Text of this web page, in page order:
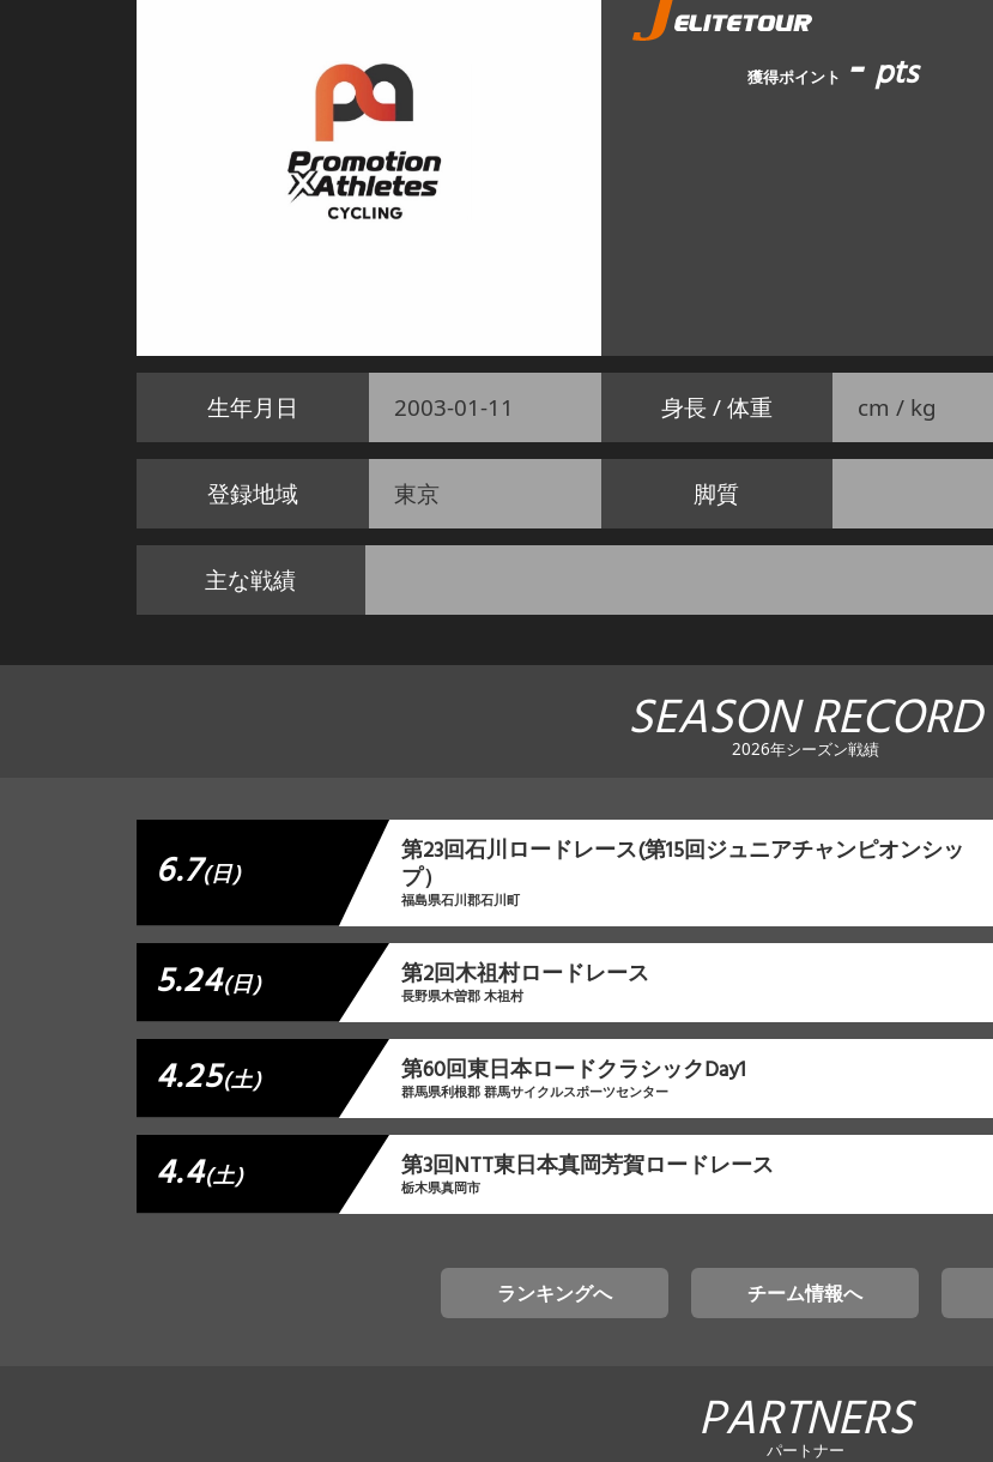
獲得ポイント -pts
生年月日 2003-01-11 身長 / 体重 cm / kg
登録地域 東京 脚質
主な戦績
SEASON RECORD
2026年シーズン戦績
6.7(日)
第23回石川ロードレース(第15回ジュニアチャンピオンシッ
プ）
福島県石川郡石川町
5.24(日) 第2回木祖村ロードレース
長野県木曽郡 木祖村
4.25(土) 第60回東日本ロードクラシックDay1
群馬県利根郡 群馬サイクルスポーツセンター
4.4(土) 第3回NTT東日本真岡芳賀ロードレース
栃木県真岡市
ランキングへ チーム情報へ
PARTNERS
パートナー